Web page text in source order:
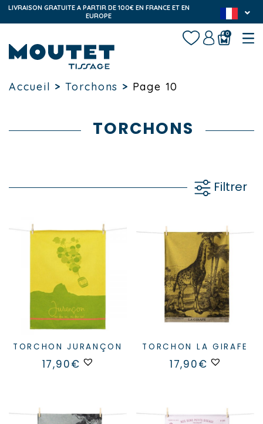
LIVRAISON GRATUITE A PARTIR DE 100€ EN FRANCE ET EN
EUROPE
0
Accueil > Torchons > Page 10
TORCHONS
Filtrer
TORCHON JURANÇON
17,90€
TORCHON LA GIRAFE
17,90€